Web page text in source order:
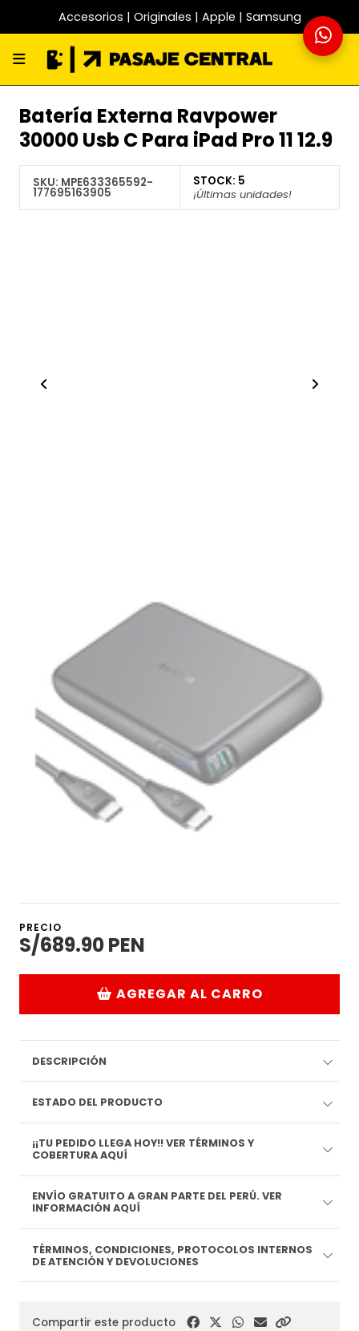
Accesorios | Originales | Apple | Samsung
Batería Externa Ravpower
30000 Usb C Para iPad Pro 11 12.9
SKU: MPE633365592-
177695163905
STOCK: 5
¡Últimas unidades!
PRECIO
S/689.90 PEN
AGREGAR AL CARRO
DESCRIPCIÓN
ESTADO DEL PRODUCTO
¡¡TU PEDIDO LLEGA HOY!! VER TÉRMINOS Y
COBERTURA AQUÍ
ENVÍO GRATUITO A GRAN PARTE DEL PERÚ. VER
INFORMACIÓN AQUÍ
TÉRMINOS, CONDICIONES, PROTOCOLOS INTERNOS
DE ATENCIÓN Y DEVOLUCIONES
Compartir este producto